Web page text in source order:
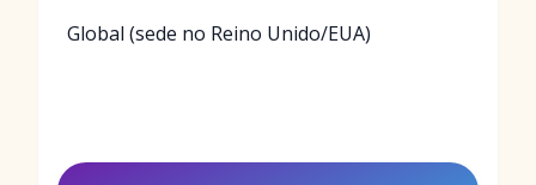
Global (sede no Reino Unido/EUA)